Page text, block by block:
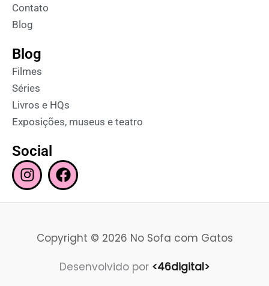
Contato
Blog
Blog
Filmes
Séries
Livros e HQs
Exposições, museus e teatro
Social
I
n
s
F
a
c
o
k
Copyright © 2026 No Sofa com Gatos
Desenvolvido por <46digital>